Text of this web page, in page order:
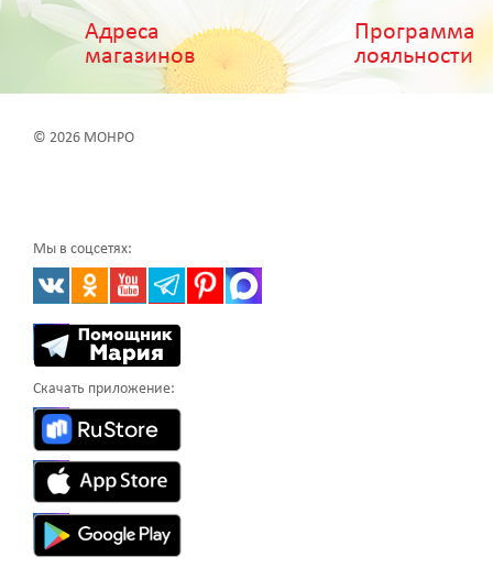
Адреса
магазинов
Программа
лояльности
© 2026 МОНРО
Мы в соцсетях:
Скачать приложение: